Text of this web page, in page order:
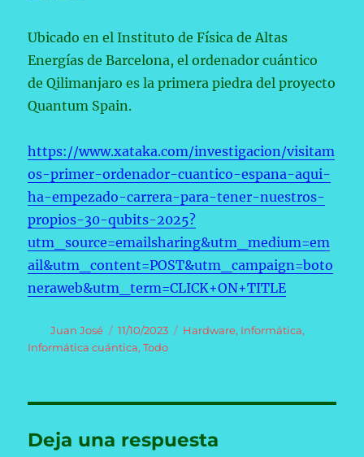
Ubicado en el Instituto de Física de Altas
Energías de Barcelona, el ordenador cuántico
de Qilimanjaro es la primera piedra del proyecto
Quantum Spain.
https://www.xataka.com/investigacion/visitam
os-primer-ordenador-cuantico-espana-aqui-
ha-empezado-carrera-para-tener-nuestros-
propios-30-qubits-2025?
utm_source=emailsharing&utm_medium=em
ail&utm_content=POST&utm_campaign=boto
neraweb&utm_term=CLICK+ON+TITLE
Autor
Juan José
Publicado
el
11/10/2023 Categorías
Hardware, Informática,
Informática cuántica,Todo
Deja una respuesta